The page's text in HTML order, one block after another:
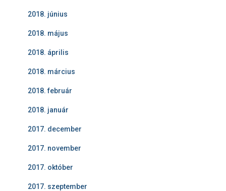
2018. június
2018. május
2018. április
2018. március
2018. február
2018. január
2017. december
2017. november
2017. október
2017. szeptember